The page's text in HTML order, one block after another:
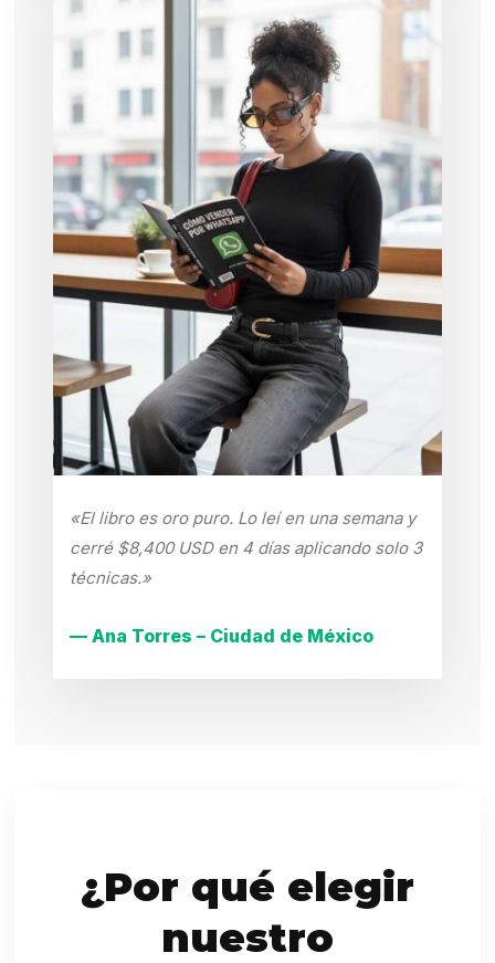
«El libro es oro puro. Lo leí en una semana y
cerré $8,400 USD en 4 días aplicando solo 3
técnicas.»
— Ana Torres – Ciudad de México
¿Por qué elegir
nuestro